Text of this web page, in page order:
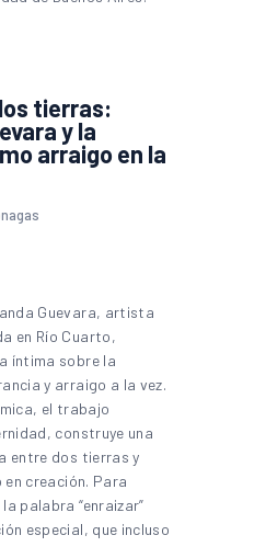
tierras:
y la
arraigo en la
Guevara, artista
en Río Cuarto,
íntima sobre la
y arraigo a la vez.
el trabajo
construye una
entre dos tierras y
creación. Para
palabra “enraizar”
especial, que incluso